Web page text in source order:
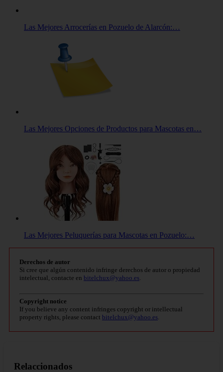
Las Mejores Arrocerías en Pozuelo de Alarcón:…
Las Mejores Opciones de Productos para Mascotas en…
Las Mejores Peluquerías para Mascotas en Pozuelo:…
Derechos de autor
Si cree que algún contenido infringe derechos de autor o propiedad
intelectual, contacte en bitelchux@yahoo.es.
Copyright notice
If you believe any content infringes copyright or intellectual
property rights, please contact bitelchux@yahoo.es.
Relaccionados